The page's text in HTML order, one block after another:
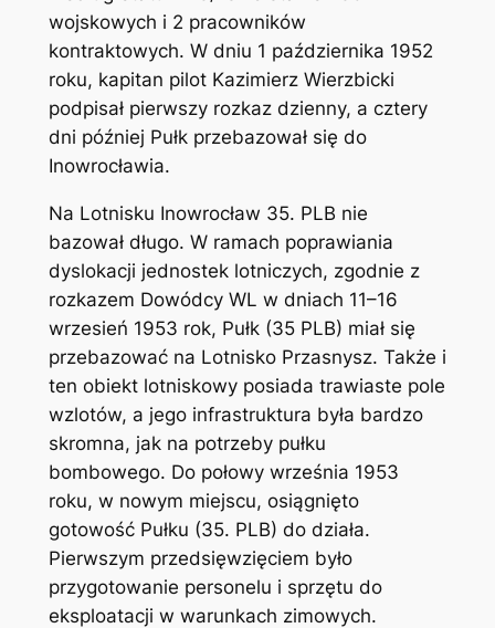
wojskowych i 2 pracowników
kontraktowych. W dniu 1 października 1952
roku, kapitan pilot Kazimierz Wierzbicki
podpisał pierwszy rozkaz dzienny, a cztery
dni później Pułk przebazował się do
Inowrocławia.
Na Lotnisku Inowrocław 35. PLB nie
bazował długo. W ramach poprawiania
dyslokacji jednostek lotniczych, zgodnie z
rozkazem Dowódcy WL w dniach 11–16
wrzesień 1953 rok, Pułk (35 PLB) miał się
przebazować na Lotnisko Przasnysz. Także i
ten obiekt lotniskowy posiada trawiaste pole
wzlotów, a jego infrastruktura była bardzo
skromna, jak na potrzeby pułku
bombowego. Do połowy września 1953
roku, w nowym miejscu, osiągnięto
gotowość Pułku (35. PLB) do działa.
Pierwszym przedsięwzięciem było
przygotowanie personelu i sprzętu do
eksploatacji w warunkach zimowych.